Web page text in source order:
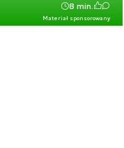
Materiał sponsorowany
8 min.